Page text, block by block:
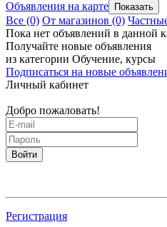
Объявления на карте
Все (0) От магазинов (0)
Пока нет объявлений в данной
Получайте новые объявления
из категории Обучение, курсы
Подписаться на новые
Личный кабинет
Добро пожаловать!
Войти
Регистрация